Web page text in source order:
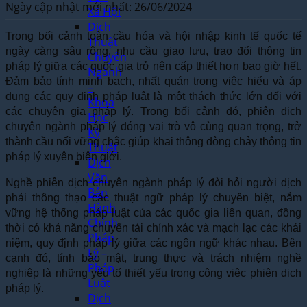
Xã Hội
Dịch
Thuật
Chuyên
Ngành
–
Khoa
Học
Kỹ
Thuật
Dịch
Văn
Bản
Hành
Chính
Pháp
Lý –
Pháp
Luật
Dịch
Ngày cập nhật mới nhất: 26/06/2024
Trong bối cảnh toàn cầu hóa và hội nhập kinh tế quốc tế
ngày càng sâu rộng, nhu cầu giao lưu, trao đổi thông tin
pháp lý giữa các quốc gia trở nên cấp thiết hơn bao giờ hết.
Đảm bảo tính minh bạch, nhất quán trong việc hiểu và áp
dụng các quy định pháp luật là một thách thức lớn đối với
các chuyên gia pháp lý. Trong bối cảnh đó, phiên dịch
chuyên ngành pháp lý đóng vai trò vô cùng quan trọng, trở
thành cầu nối vững chắc giúp khai thông dòng chảy thông tin
pháp lý xuyên biên giới.
Nghề phiên dịch chuyên ngành pháp lý đòi hỏi người dịch
phải thông thạo các thuật ngữ pháp lý chuyên biệt, nắm
vững hệ thống pháp luật của các quốc gia liên quan, đồng
thời có khả năng chuyển tải chính xác và mạch lạc các khái
niệm, quy định pháp lý giữa các ngôn ngữ khác nhau. Bên
cạnh đó, tính bảo mật, trung thực và trách nhiệm nghề
nghiệp là những yếu tố thiết yếu trong công việc phiên dịch
pháp lý.